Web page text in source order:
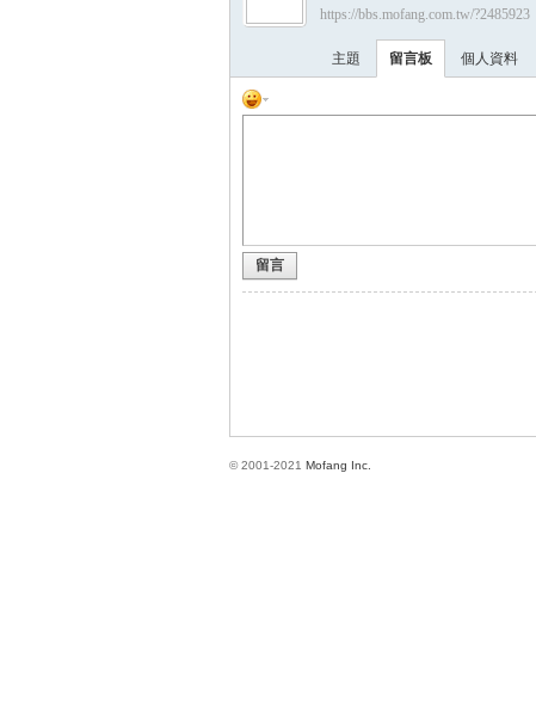
›
https://bbs.mofang.com.tw/?2485923
主題 留言板 個人資料
留言
© 2001-2021 Mofang Inc.